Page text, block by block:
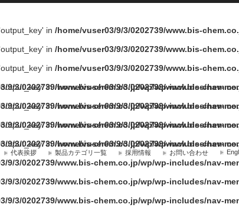
in /home/vuser03/9/3/0202739/www.bis-
in /home/vuser03/9/3/0202739/www.bis-
in /home/vuser03/9/3/0202739/www.bis-
in/home/vuser03/9/3/0202739/www.bis-
in/home/vuser03/9/3/0202739/www.bis-
in/home/vuser03/9/3/0202739/www.bis-
in/home/vuser03/9/3/0202739/www.bis-
代表挨拶 製品カテゴリ一覧 採用情報 お問い合わせ
9/3/0202739/www.bis-chem.co.jp/wp/wp-includes/nav-
9/3/0202739/www.bis-chem.co.jp/wp/wp-includes/nav-
9/3/0202739/www.bis-chem.co.jp/wp/wp-includes/nav-
9/3/0202739/www.bis-chem.co.jp/wp/wp-includes/nav-
9/3/0202739/www.bis-chem.co.jp/wp/wp-includes/nav-
9/3/0202739/www.bis-chem.co.jp/wp/wp-includes/nav-
9/3/0202739/www.bis-chem.co.jp/wp/wp-includes/nav-